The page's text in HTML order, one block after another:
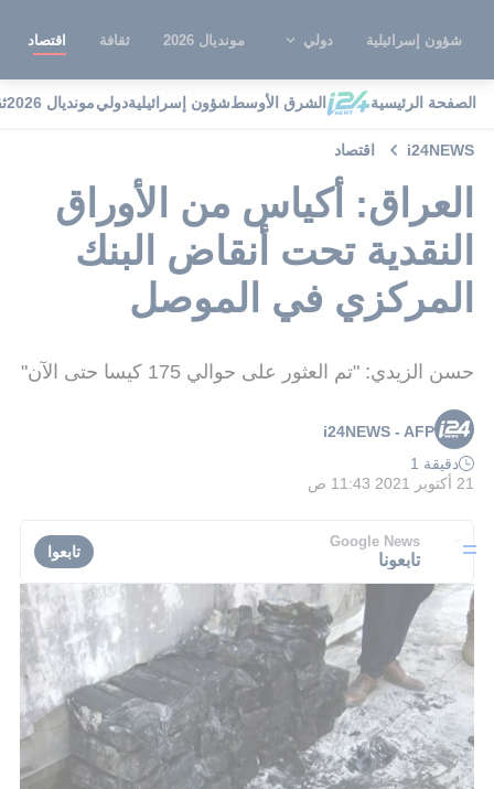
شؤون إسرائيلية دولي مونديال 2026 ثقافة اقتصاد
الصفحة الرئيسية الشرق الأوسطشؤون إسرائيليةدوليمونديال 2026
i24NEWS اقتصاد
العراق: أكياس من الأوراق
النقدية تحت أنقاض البنك
المركزي في الموصل
حسن الزيدي: "تم العثور على حوالي 175 كيسا حتى الآن"
i24NEWS - AFP
دقيقة 1
21 أكتوبر 2021 11:43 ص
Google News
تابعونا تابعوا